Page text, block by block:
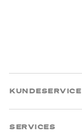
KUNDESERVICE
SERVICES